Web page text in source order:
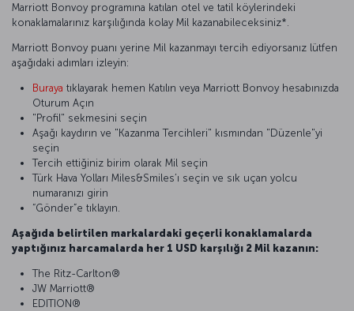
Marriott Bonvoy programına katılan otel ve tatil köylerindeki
konaklamalarınız karşılığında kolay Mil kazanabileceksiniz*.
Marriott Bonvoy puanı yerine Mil kazanmayı tercih ediyorsanız lütfen
aşağıdaki adımları izleyin:
Buraya tıklayarak hemen Katılın veya Marriott Bonvoy hesabınızda
Oturum Açın
"Profil" sekmesini seçin
Aşağı kaydırın ve "Kazanma Tercihleri" kısmından "Düzenle"yi
seçin
Tercih ettiğiniz birim olarak Mil seçin
Türk Hava Yolları Miles&Smiles’ı seçin ve sık uçan yolcu
numaranızı girin
“Gönder”e tıklayın.
Aşağıda belirtilen markalardaki geçerli konaklamalarda
yaptığınız harcamalarda her 1 USD karşılığı 2 Mil kazanın:
The Ritz-Carlton®
JW Marriott®
EDITION®